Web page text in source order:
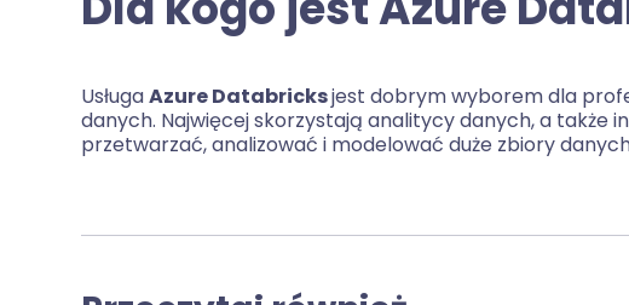
UsługaAzure Databricksjest dobrym wyborem dla
danych. Najwięcej skorzystają analitycy danych, a także
przetwarzać, analizować i modelować duże zbiory